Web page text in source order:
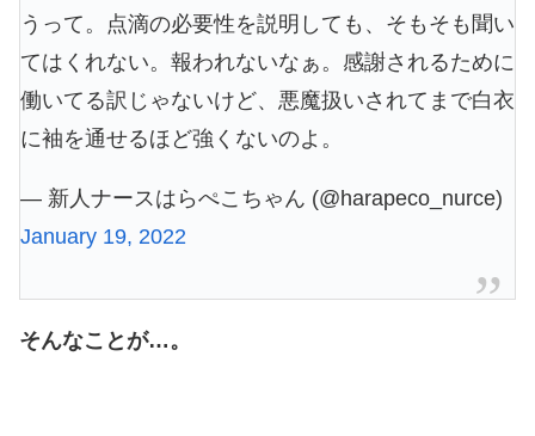
うって。点滴の必要性を説明しても、そもそも聞い
てはくれない。報われないなぁ。感謝されるために
働いてる訳じゃないけど、悪魔扱いされてまで白衣
に袖を通せるほど強くないのよ。
— 新人ナースはらぺこちゃん (@harapeco_nurce)
January 19, 2022
そんなことが…。